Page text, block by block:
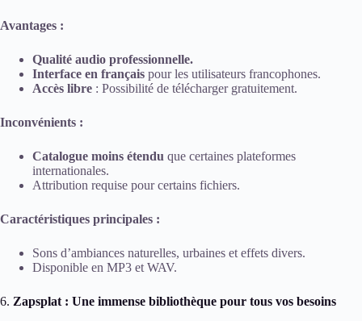
Avantages :
Qualité audio professionnelle.
Interface en français pour les utilisateurs francophones.
Accès libre : Possibilité de télécharger gratuitement.
Inconvénients :
Catalogue moins étendu que certaines plateformes
internationales.
Attribution requise pour certains fichiers.
Caractéristiques principales :
Sons d’ambiances naturelles, urbaines et effets divers.
Disponible en MP3 et WAV.
6. Zapsplat : Une immense bibliothèque pour tous vos besoins